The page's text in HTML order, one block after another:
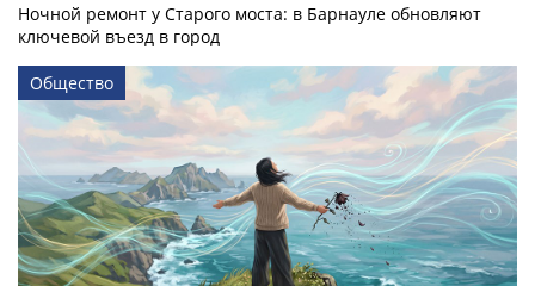
Ночной ремонт у Старого моста: в Барнауле обновляют
ключевой въезд в город
Общество